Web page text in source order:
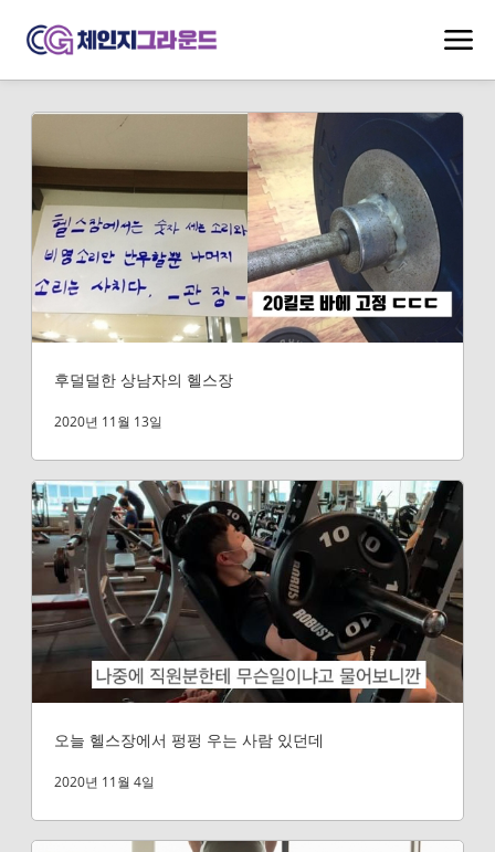
후덜덜한 상남자의 헬스장
2020년 11월 13일
오늘 헬스장에서 펑펑 우는 사람 있던데
2020년 11월 4일